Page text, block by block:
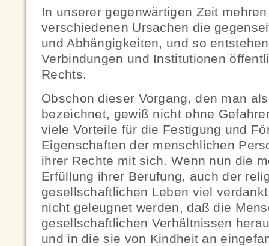
In unserer gegenwärtigen Zeit
verschiedenen Ursachen die
und Abhängigkeiten, und so
Verbindungen und Institutionen
Rechts.
Obschon dieser Vorgang, den man
bezeichnet, gewiß nicht ohne
viele Vorteile für die Festigung und
Eigenschaften der menschlichen
ihrer Rechte mit sich. Wenn nun die
Erfüllung ihrer Berufung, auch der
gesellschaftlichen Leben viel
nicht geleugnet werden, daß die
gesellschaftlichen Verhältnissen
und in die sie von Kindheit an